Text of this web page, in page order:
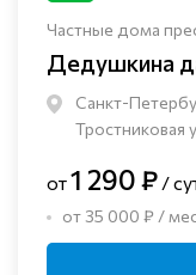
Частные дома
Дедушкина
Санкт-
Тростниковая
от1 290 ₽ /
от 35 000 ₽ /